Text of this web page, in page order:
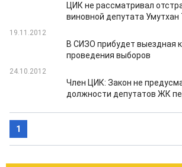
ЦИК не рассматривал
виновной депутата
19.11.2012
В СИЗО прибудет выездная
проведения выборов
24.10.2012
Член ЦИК: Закон не
должности депутатов ЖК
1